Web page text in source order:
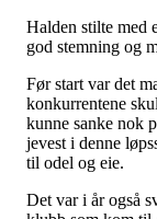
Halden stilte med
god stemning og
Før start var det
konkurrentene
kunne sanke nok
jevest i denne
til odel og eie.
Det var i år også